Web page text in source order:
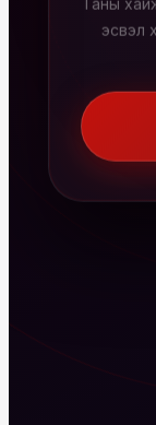
Таны
эсвэл